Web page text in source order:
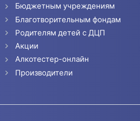
Бюджетным учреждениям
Благотворительным фондам
Родителям детей с ДЦП
Акции
Алкотестер-онлайн
Производители